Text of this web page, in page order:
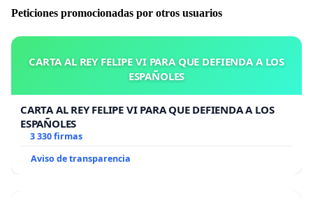
Peticiones promocionadas por otros usuarios
CARTA AL REY FELIPE VI PARA QUE DEFIENDA A LOS
ESPAÑOLES
CARTA AL REY FELIPE VI PARA QUE DEFIENDA A LOS
ESPAÑOLES
3 330 firmas
Aviso de transparencia